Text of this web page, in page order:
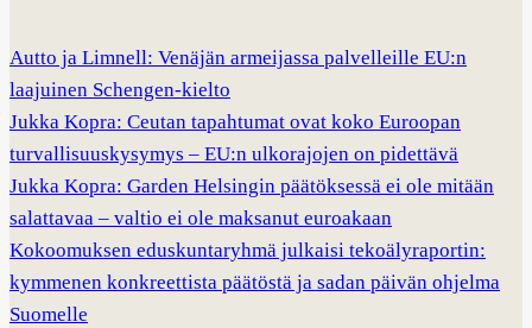
Autto ja Limnell: Venäjän armeijassa palvelleille EU:n
laajuinen Schengen-kielto
Jukka Kopra: Ceutan tapahtumat ovat koko Euroopan
turvallisuuskysymys – EU:n ulkorajojen on pidettävä
Jukka Kopra: Garden Helsingin päätöksessä ei ole mitään
salattavaa – valtio ei ole maksanut euroakaan
Kokoomuksen eduskuntaryhmä julkaisi tekoälyraportin:
kymmenen konkreettista päätöstä ja sadan päivän ohjelma
Suomelle